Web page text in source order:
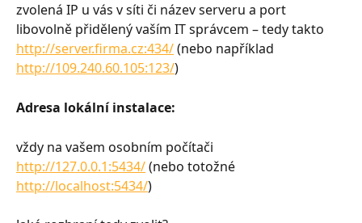
zvolená IP u vás v síti či název serveru a port
libovolně přidělený vaším IT správcem – tedy takto
http://server.firma.cz:434/ (nebo například
http://109.240.60.105:123/)
Adresa lokální instalace:
vždy na vašem osobním počítači
http://127.0.0.1:5434/ (nebo totožné
http://localhost:5434/)